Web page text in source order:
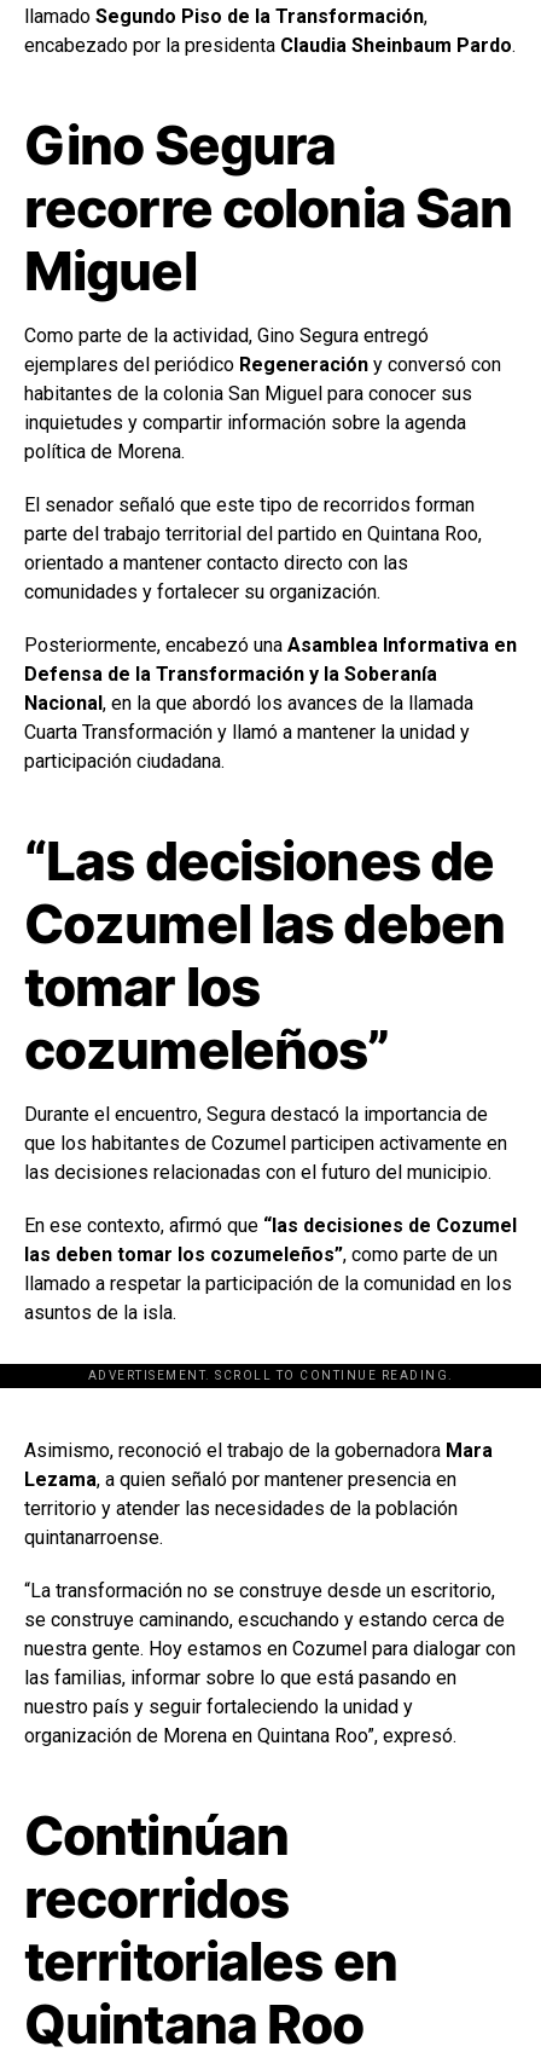
llamado Segundo Piso de la Transformación,
encabezado por la presidenta Claudia Sheinbaum Pardo.
Gino Segura
recorre colonia San
Miguel
Como parte de la actividad, Gino Segura entregó
ejemplares del periódico Regeneración y conversó con
habitantes de la colonia San Miguel para conocer sus
inquietudes y compartir información sobre la agenda
política de Morena.
El senador señaló que este tipo de recorridos forman
parte del trabajo territorial del partido en Quintana Roo,
orientado a mantener contacto directo con las
comunidades y fortalecer su organización.
Posteriormente, encabezó una Asamblea Informativa en
Defensa de la Transformación y la Soberanía
Nacional, en la que abordó los avances de la llamada
Cuarta Transformación y llamó a mantener la unidad y
participación ciudadana.
“Las decisiones de
Cozumel las deben
tomar los
cozumeleños”
Durante el encuentro, Segura destacó la importancia de
que los habitantes de Cozumel participen activamente en
las decisiones relacionadas con el futuro del municipio.
En ese contexto, afirmó que “las decisiones de Cozumel
las deben tomar los cozumeleños”, como parte de un
llamado a respetar la participación de la comunidad en los
asuntos de la isla.
ADVERTISEMENT. SCROLL TO CONTINUE READING.
[adsforwp id="243463"]
Asimismo, reconoció el trabajo de la gobernadora Mara
Lezama, a quien señaló por mantener presencia en
territorio y atender las necesidades de la población
quintanarroense.
“La transformación no se construye desde un escritorio,
se construye caminando, escuchando y estando cerca de
nuestra gente. Hoy estamos en Cozumel para dialogar con
las familias, informar sobre lo que está pasando en
nuestro país y seguir fortaleciendo la unidad y
organización de Morena en Quintana Roo”, expresó.
Continúan
recorridos
territoriales en
Quintana Roo